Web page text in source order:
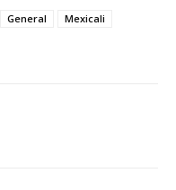
General
Mexicali